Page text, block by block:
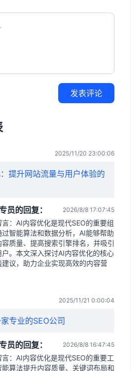
发表评论
2025/11/20 23:00:06
提升网站流量与用户体验的
员的回复： 2026/8/8 17:07:45
：AI内容优化是现代SEO的重要组
过智能算法和数据分析，AI能够帮助
容质量、提高搜索引擎排名，并吸引
户。本文深入探讨AI内容优化的核心
建议，助力企业实现高效的内容营
2025/11/21 0:00:04
专业的SEO公司
员的回复： 2026/8/8 16:47:45
：AI内容优化是现代SEO的重要工
算法提升内容质量、关键词布局和